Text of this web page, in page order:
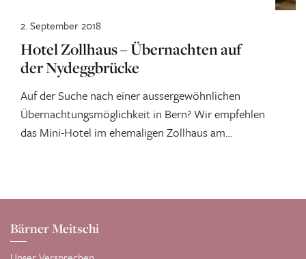
Hotel Zollhaus – Übernachten auf
der Nydeggbrücke
Auf der Suche nach einer aussergewöhnlichen
Übernachtungsmöglichkeit in Bern? Wir empfehlen
das Mini-Hotel im ehemaligen Zollhaus am
2. September 2018
Bärner Meitschi